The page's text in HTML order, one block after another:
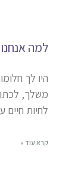
למה
היו לך
משלך,
לחיות
קרא עוד »